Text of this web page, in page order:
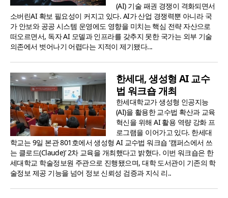
(AI) 기술 패권 경쟁이 격화되면서
소버린AI 확보 필요성이 커지고 있다. AI가 산업 경쟁력뿐 아니라 국
가 안보와 공공 시스템 운영에도 영향을 미치는 핵심 전략 자산으로
떠오르면서, 독자 AI 모델과 인프라를 갖추지 못한 국가는 외부 기술
의존에서 벗어나기 어렵다는 지적이 제기됐다...
한세대, 생성형 AI 교수
법 워크숍 개최
한세대학교가 생성형 인공지능
(AI)을 활용한 교수법 확산과 교육
혁신을 위해 AI 활용 역량 강화 프
로그램을 이어가고 있다. 한세대
학교는 9일 본관 801호에서 생성형 AI 교수법 워크숍 ‘캠퍼스에서 쓰
는 클로드(Claude)’ 2차 교육을 개최했다고 밝혔다. 이번 워크숍은 한
세대학교 학술정보원 주관으로 진행됐으며, 대학 도서관이 기존의 학
술정보 제공 기능을 넘어 정보 신뢰성 검증과 지식 리..